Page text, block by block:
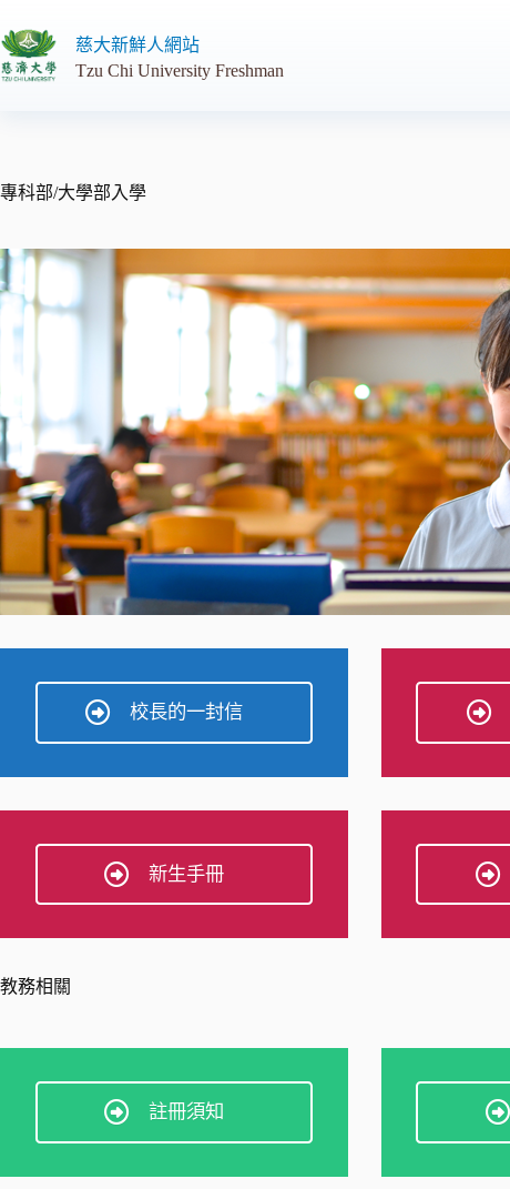
至
主
慈大新鮮人網站
Tzu Chi University Freshman
專科部/大學部入學
校長的一封信
新生手冊
教務相關
註冊須知